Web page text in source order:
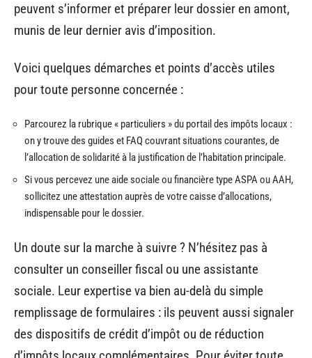
peuvent s’informer et préparer leur dossier en amont,
munis de leur dernier avis d’imposition.
Voici quelques démarches et points d’accès utiles
pour toute personne concernée :
Parcourez la rubrique « particuliers » du portail des impôts locaux :
on y trouve des guides et FAQ couvrant situations courantes, de
l’allocation de solidarité à la justification de l’habitation principale.
Si vous percevez une aide sociale ou financière type ASPA ou AAH,
sollicitez une attestation auprès de votre caisse d’allocations,
indispensable pour le dossier.
Un doute sur la marche à suivre ? N’hésitez pas à
consulter un conseiller fiscal ou une assistante
sociale. Leur expertise va bien au-delà du simple
remplissage de formulaires : ils peuvent aussi signaler
des dispositifs de crédit d’impôt ou de réduction